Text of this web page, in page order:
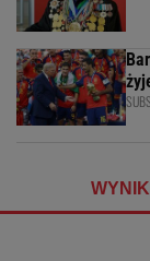
WYNIKI